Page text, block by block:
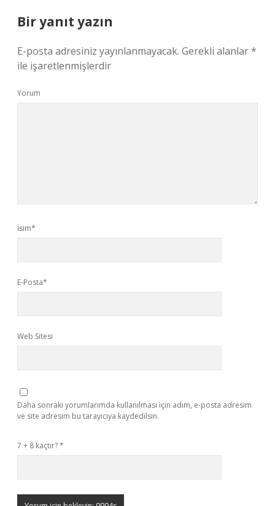
Bir yanıt yazın
E-posta adresiniz yayınlanmayacak. Gerekli alanlar*
ile işaretlenmişlerdir
Yorum
İsim*
E-Posta*
Web Sitesi
Daha sonraki yorumlarımda kullanılması için adım, e-posta adresim
ve site adresim bu tarayıcıya kaydedilsin.
7 + 8 kaçtır?*